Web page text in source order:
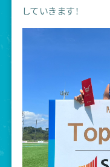
していきます！